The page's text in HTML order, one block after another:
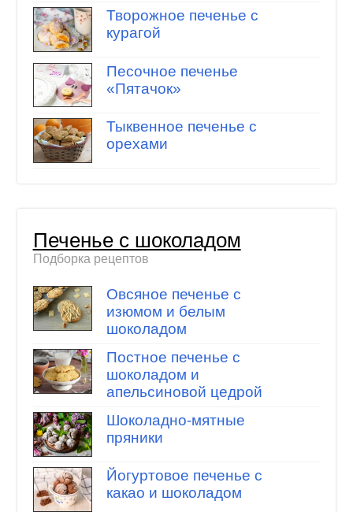
Творожное печенье с
курагой
Песочное печенье
«Пятачок»
Тыквенное печенье с
орехами
Печенье с шоколадом
Подборка рецептов
Овсяное печенье с
изюмом и белым
шоколадом
Постное печенье с
шоколадом и
апельсиновой цедрой
Шоколадно-мятные
пряники
Йогуртовое печенье с
какао и шоколадом